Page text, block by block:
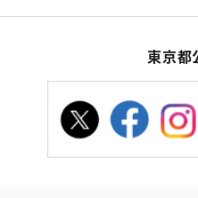
東京都